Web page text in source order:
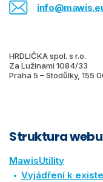
HRDLIČKA spol. s r.o.
Za Lužinami 1084/33
Praha 5 – Stodůlky, 155
Struktura webu
MawisUtility
Vyjádření k